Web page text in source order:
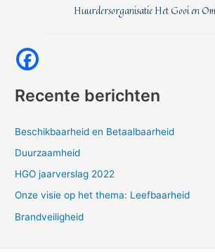
Huurdersorganisatie Het Gooi en
Recente berichten
Beschikbaarheid en Betaalbaarheid
Duurzaamheid
HGO jaarverslag 2022
Onze visie op het thema: Leefbaarheid
Brandveiligheid